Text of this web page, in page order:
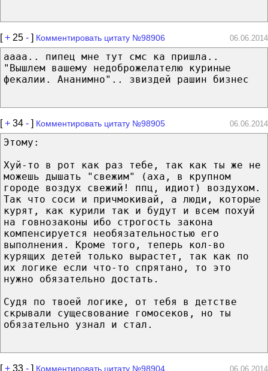
[+ 25 - ] Комментировать цитату №98906 06.06.2014
аааа.. пипец мне тут смс ка пришла..
"Вышлем вашему недоброжелателю куриные
фекалии. Ананимно".. звиздей рашин бизнес
[+ 34 - ] Комментировать цитату №98905 06.06.2014
Этому:
Хуй-то в рот как раз тебе, так как ты же не
можешь дышать "свежим" (аха, в крупном
городе воздух свежий! ппц, идиот) воздухом.
Так что соси и причмокивай, а люди, которые
курят, как курили так и будут и всем похуй
на говнозаконы ибо строгость закона
компенсируется необязательностью его
выполнения. Кроме того, теперь кол-во
курящих детей только вырастет, так как по
их логике если что-то спрятано, то это
нужно обязательно достать.
Судя по твоей логике, от тебя в детстве
скрывали сущесвование гомосеков, но ты
обязательно узнал и стал.
[+ 33 - ] Комментировать цитату №98904 06.06.2014